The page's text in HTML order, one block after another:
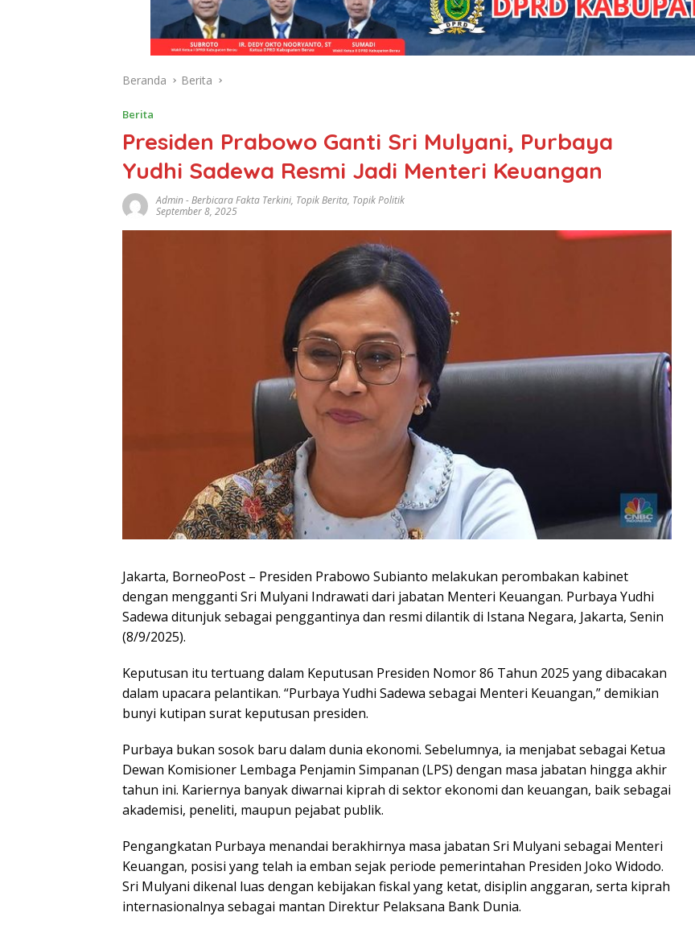
Beranda Berita
Berita
Presiden Prabowo Ganti Sri Mulyani, Purbaya
Yudhi Sadewa Resmi Jadi Menteri Keuangan
Admin-Berbicara Fakta Terkini, Topik Berita, Topik Politik
September 8, 2025
Jakarta, BorneoPost – Presiden Prabowo Subianto melakukan perombakan kabinet
dengan mengganti Sri Mulyani Indrawati dari jabatan Menteri Keuangan. Purbaya Yudhi
Sadewa ditunjuk sebagai penggantinya dan resmi dilantik di Istana Negara, Jakarta, Senin
(8/9/2025).
Keputusan itu tertuang dalam Keputusan Presiden Nomor 86 Tahun 2025 yang dibacakan
dalam upacara pelantikan. “Purbaya Yudhi Sadewa sebagai Menteri Keuangan,” demikian
bunyi kutipan surat keputusan presiden.
Purbaya bukan sosok baru dalam dunia ekonomi. Sebelumnya, ia menjabat sebagai Ketua
Dewan Komisioner Lembaga Penjamin Simpanan (LPS) dengan masa jabatan hingga akhir
tahun ini. Kariernya banyak diwarnai kiprah di sektor ekonomi dan keuangan, baik sebagai
akademisi, peneliti, maupun pejabat publik.
Pengangkatan Purbaya menandai berakhirnya masa jabatan Sri Mulyani sebagai Menteri
Keuangan, posisi yang telah ia emban sejak periode pemerintahan Presiden Joko Widodo.
Sri Mulyani dikenal luas dengan kebijakan fiskal yang ketat, disiplin anggaran, serta kiprah
internasionalnya sebagai mantan Direktur Pelaksana Bank Dunia.